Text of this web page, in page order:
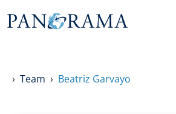
Team Beatriz Garvayo